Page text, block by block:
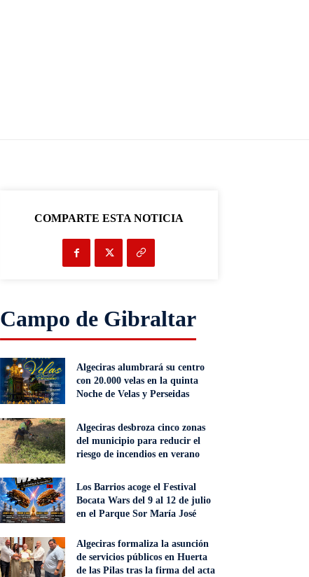
COMPARTE ESTA NOTICIA
Campo de Gibraltar
Algeciras alumbrará su centro
con 20.000 velas en la quinta
Noche de Velas y Perseidas
Algeciras desbroza cinco zonas
del municipio para reducir el
riesgo de incendios en verano
Los Barrios acoge el Festival
Bocata Wars del 9 al 12 de julio
en el Parque Sor María José
Algeciras formaliza la asunción
de servicios públicos en Huerta
de las Pilas tras la firma del acta